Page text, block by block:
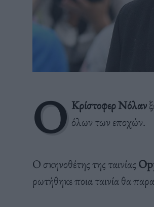
Ο Κρίστοφερ Νόλαν
όλων των εποχών.
Ο σκηνοθέτης της ταινίας
ρωτήθηκε ποια ταινία θα